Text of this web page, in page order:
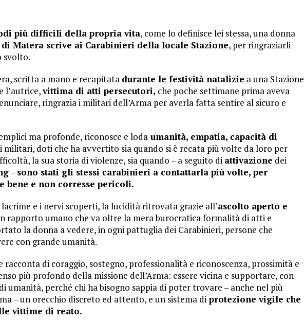
più difficili della propria vita, come lo definisce lei stessa, una donna
Matera scrive ai Carabinieri della locale Stazione, per ringraziarli
svolto.
scritta a mano e recapitata durante le festività natalizie a una Stazione
l’autrice,vittima di atti persecutori, che poche settimane prima aveva
ringrazia i militari dell’Arma per averla fatta sentire al sicuro e
ma profonde, riconosce e loda umanità, empatia, capacità di
militari, doti che ha avvertito sia quando si è recata più volte da loro per
la sua storia di violenze, sia quando – a seguito di attivazione dei
– sono stati gli stessi carabinieri a contattarla più volte, per
bene e non corresse pericoli.
e i nervi scoperti, la lucidità ritrovata grazie all’ascolto aperto e
rapporto umano che va oltre la mera burocratica formalità di atti e
la donna a vedere, in ogni pattuglia dei Carabinieri, persone che
con grande umanità.
racconta di coraggio, sostegno, professionalità e riconoscenza, prossimità e
più profondo della missione dell’Arma: essere vicina e supportare, con
umanità, perché chi ha bisogno sappia di poter trovare – anche nel più
– un orecchio discreto ed attento, e un sistema di protezione vigile che
vittime di reato.